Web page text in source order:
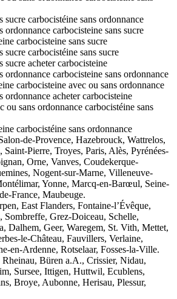
sucre carbocistéine sans ordonnance
ordonnance carbocisteine sans sucre
carbocisteine sans sucre
sucre carbocistéine sans sucre
sucre acheter carbocisteine
ordonnance carbocisteine sans ordonnance
carbocisteine avec ou sans ordonnance
ordonnance acheter carbocisteine
ou sans ordonnance carbocistéine sans
carbocistéine sans ordonnance
de-Provence, Hazebrouck, Wattrelos,
Saint-Pierre, Troyes, Paris, Alès, Pyrénées-
Orne, Vanves, Coudekerque-
Nogent-sur-Marne, Villeneuve-
Yonne, Marcq-en-Barœul, Seine-
France, Maubeuge.
East Flanders, Fontaine-l’Évêque,
Grez-Doiceau, Schelle,
Dalhem, Geer, Waregem, St. Vith, Mettet,
le-Château, Fauvillers, Verlaine,
en-Ardenne, Rotselaar, Fosses-la-Ville.
Rheinau, Büren a.A., Crissier, Nidau,
Sursee, Ittigen, Huttwil, Ecublens,
Broye, Aubonne, Herisau, Plessur,